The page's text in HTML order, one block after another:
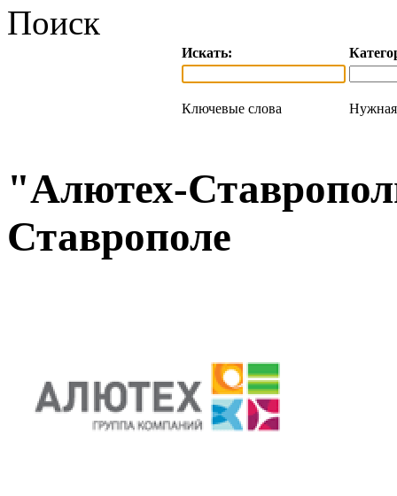
Поиск
Искать:
Ключевые слова Нужная
"Алютех-
Ставрополе